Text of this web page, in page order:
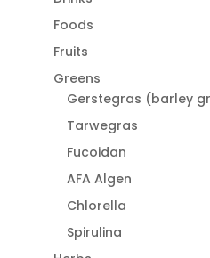
Foods
Fruits
Greens
Gerstegras (barley
Tarwegras
Fucoidan
AFA Algen
Chlorella
Spirulina